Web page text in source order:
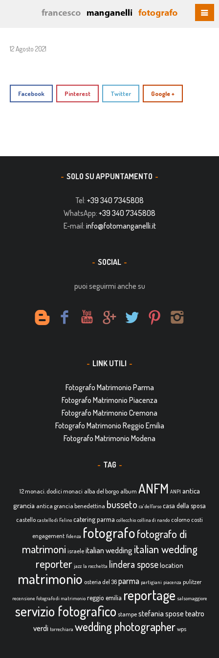
12 Agosto 2021
Facebook Pinterest Twitter Google +
SOLO SU APPUNTAMENTO
Tel: +39 340 7345808
WhatsApp: +39 340 7345808
E-mail: info@fotomanganelli.it
SOCIAL
puoi seguirmi anche su
LINK UTILI
Fotografo Matrimonio Parma
Fotografo Matrimonio Piacenza
Fotografo Matrimonio Cremona
Fotografo Matrimonio Reggio Emilia
Fotografo Matrimonio Modena
TAG
12 monaci. dodici monaci alba del borgo album ANFM ANPI antica
grancia antica grancia benedettina busseto ca' dell'orso casa della sposa
castello castello di Felino catering parma collecchio collina di nando colorno costi
engagement fidenza fotografofotografo di
matrimoni israele italian wedding italian wedding
reporter jazz la rocchetta lindera sposelocation
matrimonio osteria del 36parma partigiani piacenza pulitzer
recensione fotografo di matrimonio reggio emilia reportage salsomaggiore
servizio fotografico stampe stefania spose teatro
verdi torrechiara wedding photographer wps